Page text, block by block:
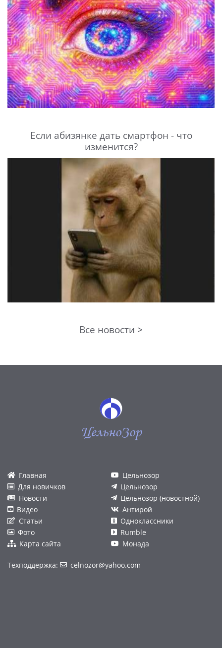
Если абизянке дать смартфон - что
изменится?
Все новости >
ЦельноЗор
Главная
Для новичков
Новости
Видео
Статьи
Фото
Карта сайта
Цельнозор
Цельнозор
Цельнозор (новостной)
Антирой
Одноклассники
Rumble
Монада
Техподдержка: celnozor@yahoo.com